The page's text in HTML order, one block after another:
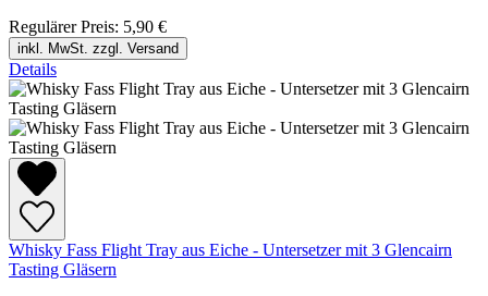
Regulärer Preis: 5,90 €
inkl. MwSt. zzgl. Versand
Details
Whisky Fass Flight Tray aus Eiche - Untersetzer mit 3 Glencairn
Tasting Gläsern